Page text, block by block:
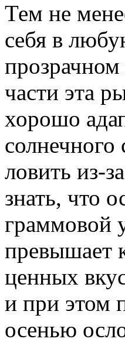
Тем не
себя в
части эта
хорошо
ловить из-
знать, что
граммовой
превышает
ценных
и при этом
осенью